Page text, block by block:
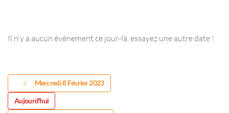
Il n'y a aucun évènement ce jour-là, essayez une autre date !
Mercredi 8 Février 2023
Aujourd'hui